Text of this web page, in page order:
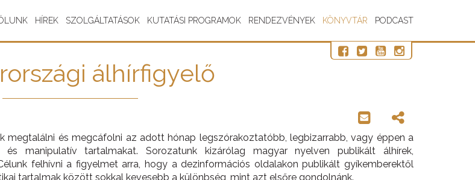
HÍREK SZOLGÁLTATÁSOK KUTATÁSI PROGRAMOK RENDEZVÉNYEK KÖNYVTÁR PODCAST
álhírfigyelő
megtalálni és megcáfolni az adott hónap legszórakoztatóbb, legbizarrabb, vagy éppen a
manipulatív tartalmakat. Sorozatunk kizárólag magyar nyelven publikált álhírek,
felhívni a figyelmet arra, hogy a dezinformációs oldalakon publikált gyíkemberektől
tartalmak között sokkal kevesebb a különbség, mint azt elsőre gondolnánk.